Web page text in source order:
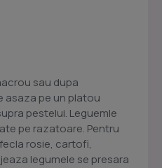
sau dupa
asaza pe un platou
pestelui. Leguemle
pe razatoare. Pentru
rosie, cartofi,
legumele se presara